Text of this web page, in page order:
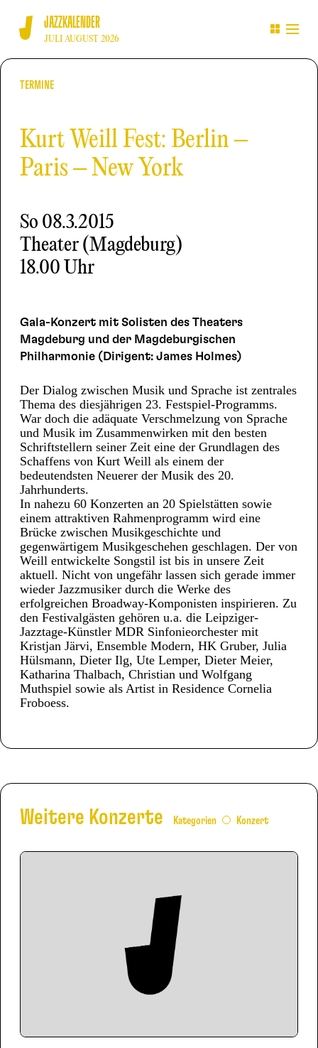
JAZZKALENDER
JULI AUGUST 2026
TERMINE
Kurt Weill Fest: Berlin –
Paris – New York
So 08.3.2015
Theater (Magdeburg)
18.00 Uhr
Gala-Konzert mit Solisten des Theaters
Magdeburg und der Magdeburgischen
Philharmonie (Dirigent: James Holmes)
Der Dialog zwischen Musik und Sprache ist zentrales
Thema des diesjährigen 23. Festspiel-Programms.
War doch die adäquate Verschmelzung von Sprache
und Musik im Zusammenwirken mit den besten
Schriftstellern seiner Zeit eine der Grundlagen des
Schaffens von Kurt Weill als einem der
bedeutendsten Neuerer der Musik des 20.
Jahrhunderts.
In nahezu 60 Konzerten an 20 Spielstätten sowie
einem attraktiven Rahmenprogramm wird eine
Brücke zwischen Musikgeschichte und
gegenwärtigem Musikgeschehen geschlagen. Der von
Weill entwickelte Songstil ist bis in unsere Zeit
aktuell. Nicht von ungefähr lassen sich gerade immer
wieder Jazzmusiker durch die Werke des
erfolgreichen Broadway-Komponisten inspirieren. Zu
den Festivalgästen gehören u.a. die Leipziger-
Jazztage-Künstler MDR Sinfonieorchester mit
Kristjan Järvi, Ensemble Modern, HK Gruber, Julia
Hülsmann, Dieter Ilg, Ute Lemper, Dieter Meier,
Katharina Thalbach, Christian und Wolfgang
Muthspiel sowie als Artist in Residence Cornelia
Froboess.
Weitere Konzerte Kategorien Konzert